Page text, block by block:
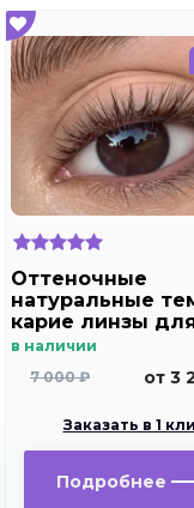
Оттеночные
натуральные
карие линзы
Светлых глаз
(темно карие ) /
для
и близорукости
в наличии
7 000 ₽
от 3
Заказать в 1
Подробнее